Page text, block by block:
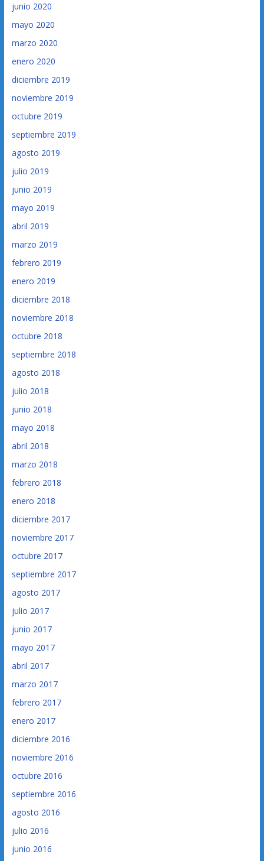
junio 2020
mayo 2020
marzo 2020
enero 2020
diciembre 2019
noviembre 2019
octubre 2019
septiembre 2019
agosto 2019
julio 2019
junio 2019
mayo 2019
abril 2019
marzo 2019
febrero 2019
enero 2019
diciembre 2018
noviembre 2018
octubre 2018
septiembre 2018
agosto 2018
julio 2018
junio 2018
mayo 2018
abril 2018
marzo 2018
febrero 2018
enero 2018
diciembre 2017
noviembre 2017
octubre 2017
septiembre 2017
agosto 2017
julio 2017
junio 2017
mayo 2017
abril 2017
marzo 2017
febrero 2017
enero 2017
diciembre 2016
noviembre 2016
octubre 2016
septiembre 2016
agosto 2016
julio 2016
junio 2016